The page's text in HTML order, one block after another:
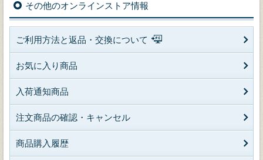
その他のオンラインストア情報
ご利用方法と返品・交換について
お気に入り商品
入荷通知商品
注文商品の確認・キャンセル
商品購入履歴